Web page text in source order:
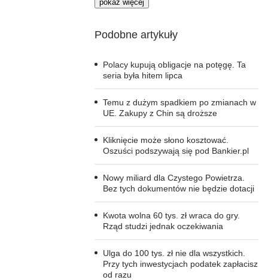
pokaż więcej
Podobne artykuły
Polacy kupują obligacje na potęgę. Ta
seria była hitem lipca
Temu z dużym spadkiem po zmianach w
UE. Zakupy z Chin są droższe
Kliknięcie może słono kosztować.
Oszuści podszywają się pod Bankier.pl
Nowy miliard dla Czystego Powietrza.
Bez tych dokumentów nie będzie dotacji
Kwota wolna 60 tys. zł wraca do gry.
Rząd studzi jednak oczekiwania
Ulga do 100 tys. zł nie dla wszystkich.
Przy tych inwestycjach podatek zapłacisz
od razu